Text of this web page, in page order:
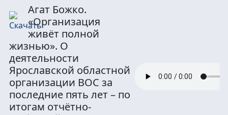
Агат Божко.
«Организация
живёт полной
жизнью». О
деятельности
Ярославской областной
организации ВОС за
последние пять лет – по
итогам отчётно-